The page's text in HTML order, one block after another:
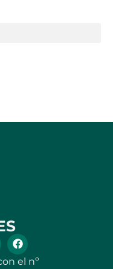
el nº